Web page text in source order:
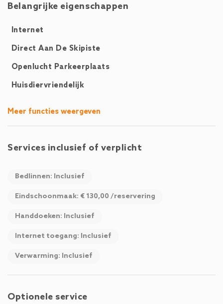
Belangrijke eigenschappen
Internet
Direct Aan De Skipiste
Openlucht Parkeerplaats
Huisdiervriendelijk
Meer functies weergeven
Services inclusief of verplicht
Bedlinnen: Inclusief
Eindschoonmaak: € 130,00 /reservering
Handdoeken: Inclusief
Internet toegang: Inclusief
Verwarming: Inclusief
Optionele service